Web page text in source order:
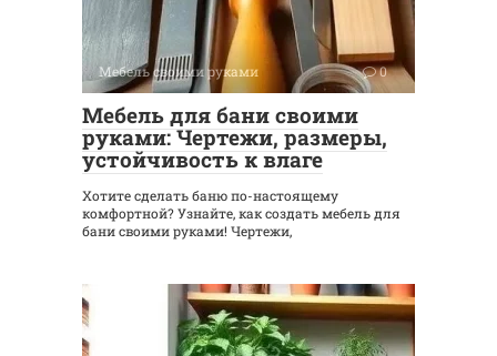
Мебель своими руками 0
Мебель для бани своими
руками: Чертежи, размеры,
устойчивость к влаге
Хотите сделать баню по-настоящему
комфортной? Узнайте, как создать мебель для
бани своими руками! Чертежи,